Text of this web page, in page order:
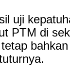
uji
PTM di